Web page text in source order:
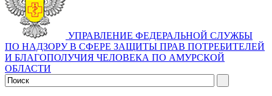
УПРАВЛЕНИЕ ФЕДЕРАЛЬНОЙ СЛУЖБЫ
ПО НАДЗОРУ В СФЕРЕ ЗАЩИТЫ ПРАВ ПОТРЕБИТЕЛЕЙ
И БЛАГОПОЛУЧИЯ ЧЕЛОВЕКА ПО АМУРСКОЙ
ОБЛАСТИ